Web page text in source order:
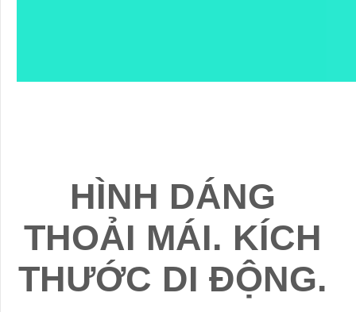
HÌNH DÁNG
THOẢI MÁI. KÍCH
THƯỚC DI ĐỘNG.